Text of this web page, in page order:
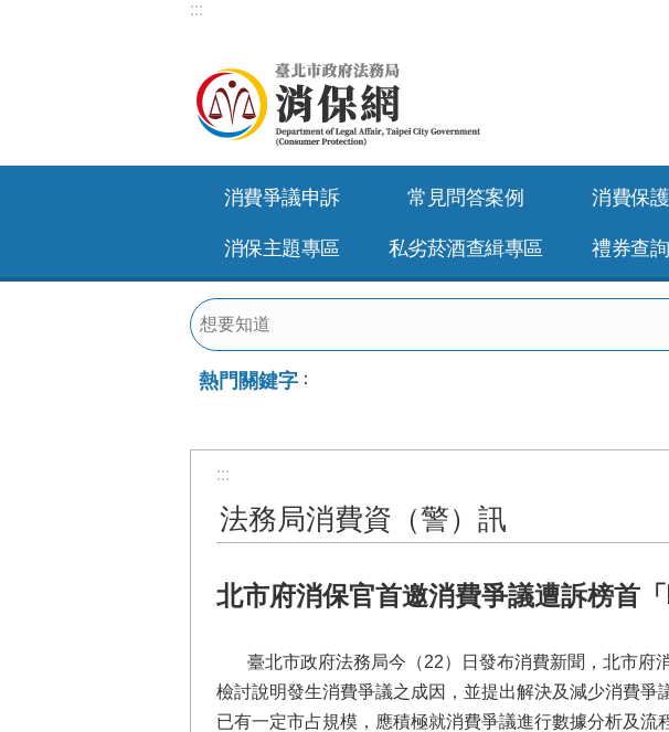
:::
消費爭議申訴 常見問答案例 消費保
消保主題專區 私劣菸酒查緝專區 禮券查
熱門關鍵字
:::
法務局消費資（警）訊
北市府消保官首邀消費爭議遭訴榜首
臺北市政府法務局今（22）日發布消費新聞，北市府
檢討說明發生消費爭議之成因，並提出解決及減少消費
已有一定市占規模，應積極就消費爭議進行數據分析及流